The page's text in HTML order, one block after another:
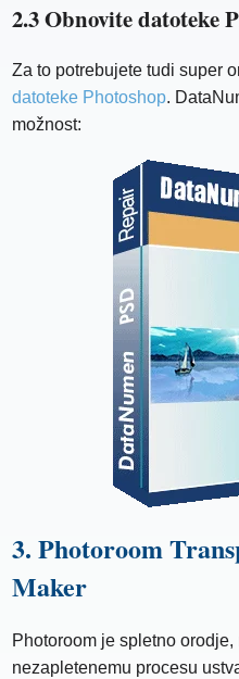
2.3 Obnovite datoteke
Za to potrebujete tudi super
datoteke Photoshop.
možnost:
3. Photoroom
Maker
Photoroom je spletno
nezapletenemu procesu